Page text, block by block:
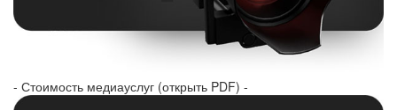
- Стоимость медиауслуг (открыть PDF) -